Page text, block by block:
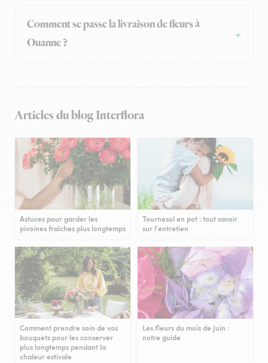
Comment se passe la livraison de fleurs à
Ouanne ?
Articles du blog Interflora
Astuces pour garder les
pivoines fraîches plus longtemps
Tournesol en pot : tout savoir
sur l'entretien
Comment prendre soin de vos
bouquets pour les conserver
plus longtemps pendant la
chaleur estivale
Les fleurs du mois de Juin :
notre guide